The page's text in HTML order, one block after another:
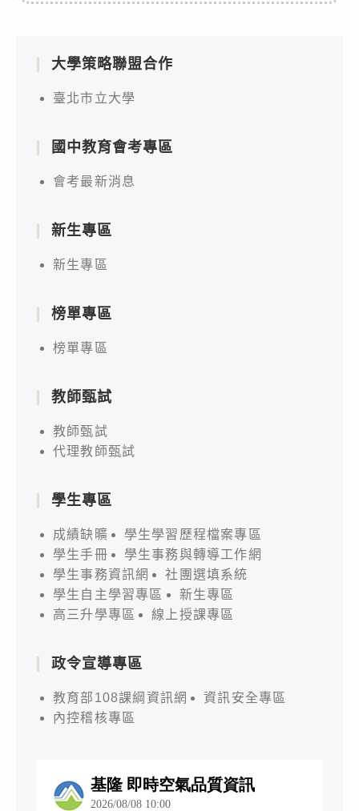
大學策略聯盟合作
臺北市立大學
國中教育會考專區
會考最新消息
新生專區
新生專區
榜單專區
榜單專區
教師甄試
教師甄試
代理教師甄試
學生專區
成績缺曠
學生學習歷程檔案專區
學生手冊
學生事務與轉導工作網
學生事務資訊網
社團選填系統
學生自主學習專區
新生專區
高三升學專區
線上授課專區
政令宣導專區
教育部108課綱資訊網
資訊安全專區
內控稽核專區